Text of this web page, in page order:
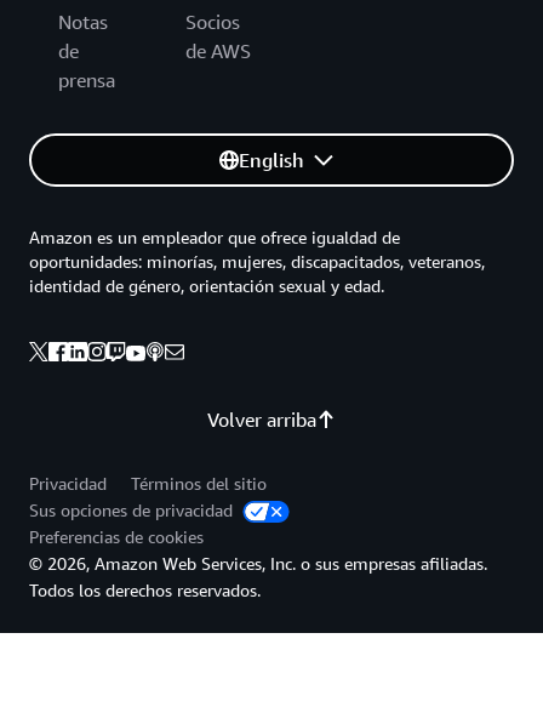
Notas
de
prensa
Socios
de AWS
English
Volver arriba
Amazon es un empleador que ofrece igualdad de
oportunidades: minorías, mujeres, discapacitados, veteranos,
identidad de género, orientación sexual y edad.
Privacidad
Términos del sitio
Sus opciones de privacidad
Preferencias de cookies
© 2026, Amazon Web Services, Inc. o sus empresas afiliadas.
Todos los derechos reservados.